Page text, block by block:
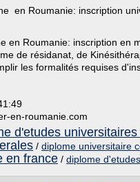
en Roumanie: inscription
en Roumanie: inscription en
de résidanat, de
les formalités requises
en-roumanie.com
d'etudes
/ diplome universitaire
en france / diplome